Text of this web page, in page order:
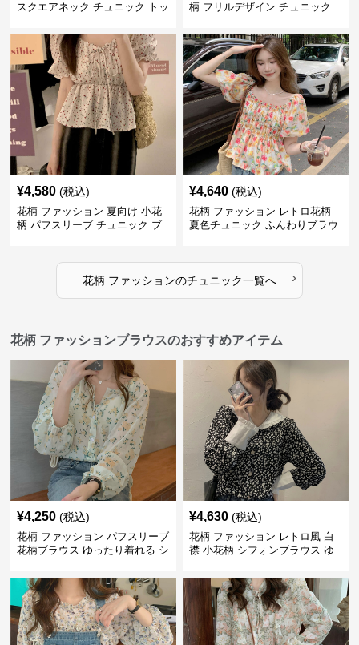
スクエアネック チュニック トッ
柄 フリルデザイン チュニック
¥4,580 (税込)
花柄 ファッション 夏向け 小花
柄 パフスリーブ チュニック ブ
¥4,640 (税込)
花柄 ファッション レトロ花柄
夏色チュニック ふんわりブラウ
花柄 ファッションのチュニック一覧へ ›
花柄 ファッションブラウスのおすすめアイテム
¥4,250 (税込)
花柄 ファッション パフスリーブ
花柄ブラウス ゆったり着れる シ
¥4,630 (税込)
花柄 ファッション レトロ風 白
襟 小花柄 シフォンブラウス ゆ